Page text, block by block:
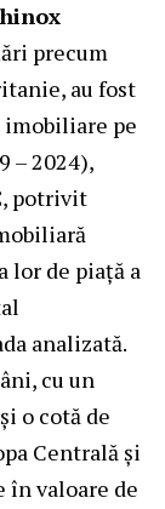
precum
au fost
pe
– 2024),
potrivit
lor de piață a
analizată.
cu un
o cotă de
Centrală și
în valoare de